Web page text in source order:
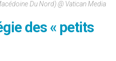
Du Nord) @ Vatican Media
des « petits